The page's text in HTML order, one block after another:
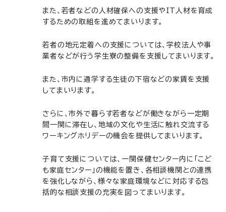
また、若者などの人材確保への支援やIT人材を育成
するための取組を進めてまいります。
若者の地元定着への支援については、学校法人や事
業者などが行う学生寮の整備を支援してまいります。
また、市内に通学する生徒の下宿などの家賃を支援
してまいります。
さらに、市外で暮らす若者などが働きながら一定期
間一関に滞在し、地域の文化や生活に触れ交流する
ワーキングホリデーの機会を提供してまいります。
子育て支援については、一関保健センター内に「こど
も家庭センター」の機能を置き、各相談機関との連携
を強化しながら、様々な家庭環境などに対応する包
括的な相談支援の充実を図ってまいります。